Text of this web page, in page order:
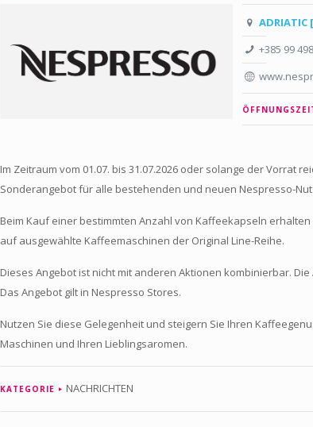
ADRIATIC
+385 99
Im Zeitraum vom 01.07. bis 31.07.2026 oder solange der Vorrat
Sonderangebot für alle bestehenden und neuen Nespresso-
Beim Kauf einer bestimmten Anzahl von Kaffeekapseln erhalten
auf ausgewählte Kaffeemaschinen der Original Line-Reihe.
Dieses Angebot ist nicht mit anderen Aktionen kombinierbar.
Das Angebot gilt in Nespresso Stores.
Nutzen Sie diese Gelegenheit und steigern Sie Ihren
Maschinen und Ihren Lieblingsaromen.
KATEGORIE NACHRICHTEN